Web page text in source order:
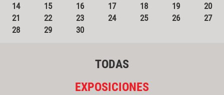
14
15 16 17 18 19
20
21
22 23 24 25 26
27
28
29 30
TODAS
EXPOSICIONES